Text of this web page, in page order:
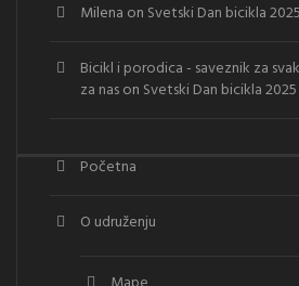
Milena on Svetski Dan bicikla 2025
Bicikl i porodica - saveznik za
za nason Svetski Dan bicikla 2025
Početna
O udruženju